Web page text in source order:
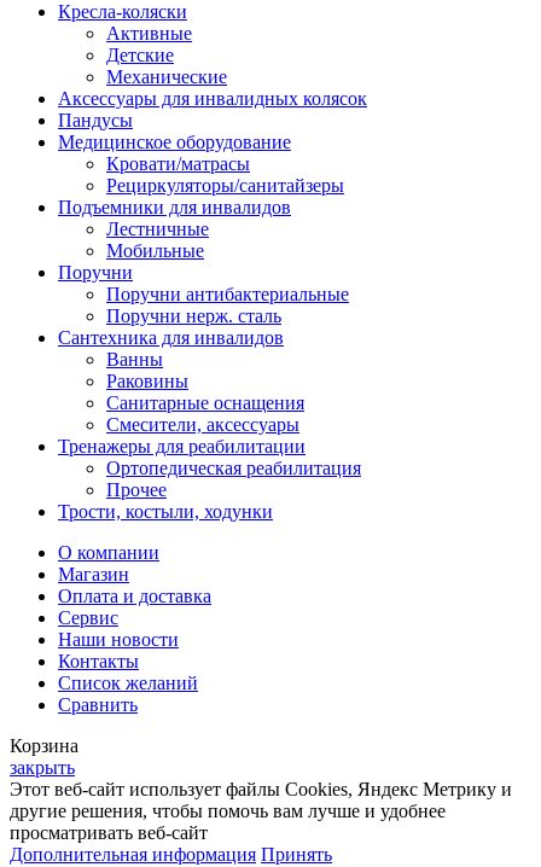
Кресла-коляски
Активные
Детские
Механические
Аксессуары для инвалидных колясок
Пандусы
Медицинское оборудование
Кровати/матрасы
Рециркуляторы/санитайзеры
Подъемники для инвалидов
Лестничные
Мобильные
Поручни
Поручни антибактериальные
Поручни нерж. сталь
Сантехника для инвалидов
Ванны
Раковины
Санитарные оснащения
Смесители, аксессуары
Тренажеры для реабилитации
Ортопедическая реабилитация
Прочее
Трости, костыли, ходунки
О компании
Магазин
Оплата и доставка
Сервис
Наши новости
Контакты
Список желаний
Сравнить
Корзина
закрыть
Этот веб-сайт использует файлы Cookies, Яндекс Метрику и
другие решения, чтобы помочь вам лучше и удобнее
просматривать веб-сайт
Дополнительная информация Принять